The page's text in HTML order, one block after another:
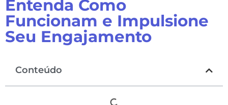
Entenda Como
Funcionam e Impulsione
Seu Engajamento
Conteúdo